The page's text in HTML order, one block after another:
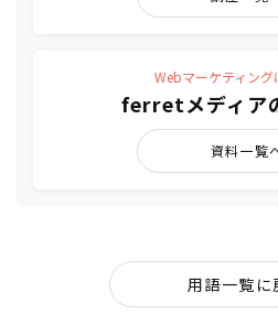
Webマーケティング
ferretメディア
資料一覧
用語一覧に